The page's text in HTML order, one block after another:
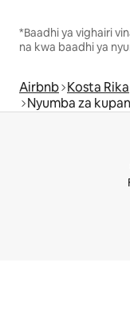
*Baadhi ya vighairi
na kwa baadhi ya
Airbnb Kosta Rika
Nyumba za